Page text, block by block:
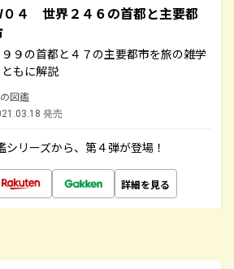
０４ 世界２４６の首都と主要都
９９の首都と４７の主要都市を旅の雑学
ともに解説
図鑑
発売
シリーズから、第４弾が登場！
詳細を見る